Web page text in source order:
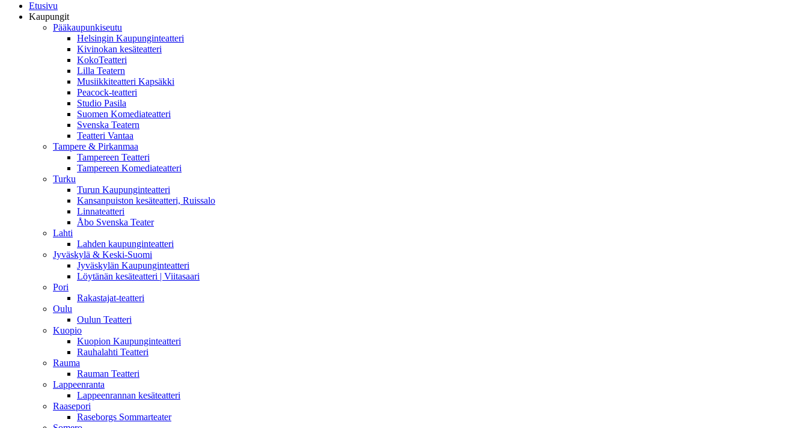
Etusivu
Kaupungit
Pääkaupunkiseutu
Helsingin Kaupunginteatteri
Kivinokan kesäteatteri
KokoTeatteri
Lilla Teatern
Musiikkiteatteri Kapsäkki
Peacock-teatteri
Studio Pasila
Suomen Komediateatteri
Svenska Teatern
Teatteri Vantaa
Tampere & Pirkanmaa
Tampereen Teatteri
Tampereen Komediateatteri
Turku
Turun Kaupunginteatteri
Kansanpuiston kesäteatteri, Ruissalo
Linnateatteri
Åbo Svenska Teater
Lahti
Lahden kaupunginteatteri
Jyväskylä & Keski-Suomi
Jyväskylän Kaupunginteatteri
Löytänän kesäteatteri | Viitasaari
Pori
Rakastajat-teatteri
Oulu
Oulun Teatteri
Kuopio
Kuopion Kaupunginteatteri
Rauhalahti Teatteri
Rauma
Rauman Teatteri
Lappeenranta
Lappeenrannan kesäteatteri
Raasepori
Raseborgs Sommarteater